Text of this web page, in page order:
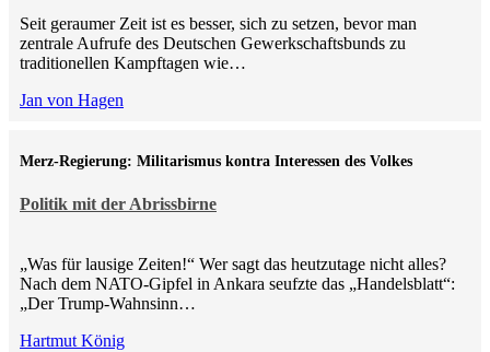
Seit geraumer Zeit ist es besser, sich zu setzen, bevor man
zentrale Aufrufe des Deutschen Gewerkschaftsbunds zu
traditionellen Kampftagen wie…
Jan von Hagen
Politik mit der Abrissbirne
Merz-Regierung: Militarismus kontra Inte­ressen des Volkes
„Was für lausige Zeiten!“ Wer sagt das heutzutage nicht alles?
Nach dem NATO-Gipfel in Ankara seufzte das „Handelsblatt“:
„Der Trump-Wahnsinn…
Hartmut König